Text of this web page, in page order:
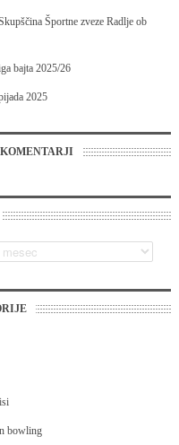
Športne zveze Radlje ob
bajta 2025/26
2025
bowling